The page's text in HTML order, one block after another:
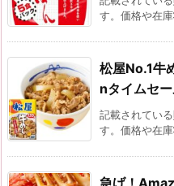
す。価格や在
松屋No.1牛
nタイムセ
記載されてい
す。価格や在